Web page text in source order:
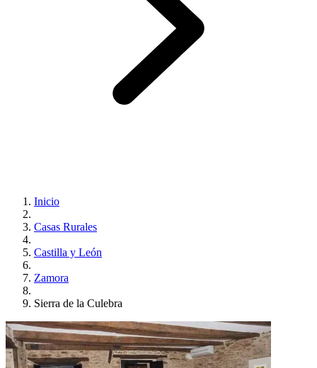
Inicio
Casas Rurales
Castilla y León
Zamora
Sierra de la Culebra